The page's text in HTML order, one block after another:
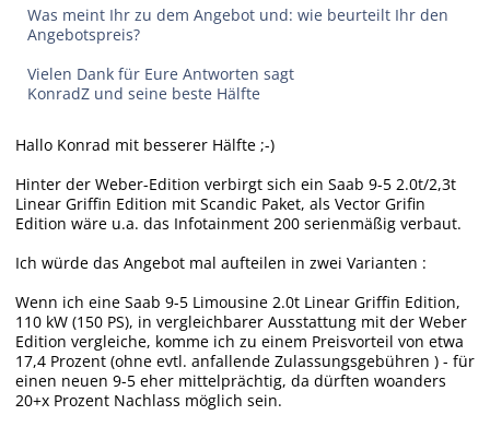
Was meint Ihr zu dem Angebot und: wie beurteilt Ihr den
Angebotspreis?
Vielen Dank für Eure Antworten sagt
KonradZ und seine beste Hälfte
Hallo Konrad mit besserer Hälfte ;-)
Hinter der Weber-Edition verbirgt sich ein Saab 9-5 2.0t/2,3t
Linear Griffin Edition mit Scandic Paket, als Vector Grifin
Edition wäre u.a. das Infotainment 200 serienmäßig verbaut.
Ich würde das Angebot mal aufteilen in zwei Varianten :
Wenn ich eine Saab 9-5 Limousine 2.0t Linear Griffin Edition,
110 kW (150 PS), in vergleichbarer Ausstattung mit der Weber
Edition vergleiche, komme ich zu einem Preisvorteil von etwa
17,4 Prozent (ohne evtl. anfallende Zulassungsgebühren ) - für
einen neuen 9-5 eher mittelprächtig, da dürften woanders
20+x Prozent Nachlass möglich sein.